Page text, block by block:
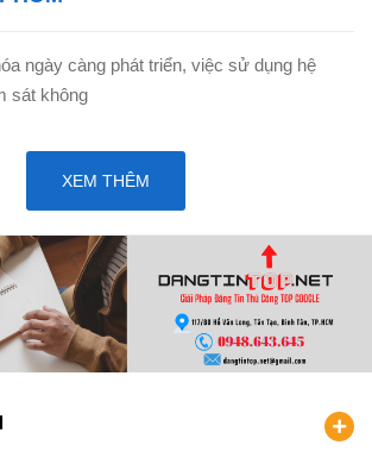
ngày càng phát triển, việc sử dụng hệ
sát không
XEM THÊM